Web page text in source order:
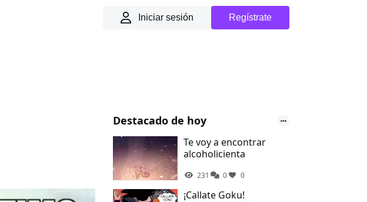
Iniciar sesión Regístrate
Destacado de hoy
Te voy a encontrar
alcoholicienta
231 0 0
¡Callate Goku!